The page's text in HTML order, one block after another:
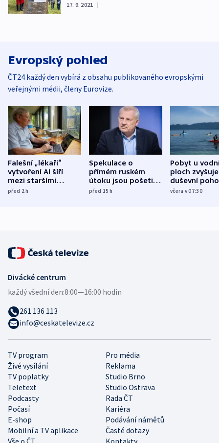
17. 9. 2021 |
Evropský pohled
ČT24 každý den vybírá z obsahu publikovaného evropskými
veřejnými médii, členy Eurovize.
Falešní „lékaři“
vytvoření AI šíří
mezi staršími
Poláky nebezpečné
před 2h
Spekulace o
přímém ruském
útoku jsou pošetilé,
míní estonský
před 15h
Pobyt u
ploch zvyšuje
duševní
ukázala
včera v 07:30
TV program
Pro média
Živé vysílání
Reklama
TV poplatky
Studio Brno
Teletext
Studio Ostrava
Podcasty
Rada ČT
Počasí
Kariéra
E-shop
Podávání námětů
Mobilní a TV aplikace
Časté dotazy
Divácké centrum
každý všední den:8:00—16:00 hodin
261 136 113
info@ceskatelevize.cz